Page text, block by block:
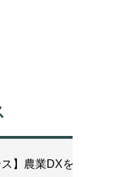
ス】農業DXを